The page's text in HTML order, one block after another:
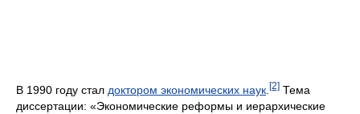
В 1990 году стал доктором экономических наук [2] Тема
диссертации: «Экономические реформы и иерархические